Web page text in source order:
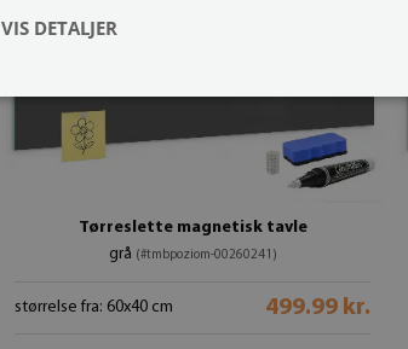
Tørreslette magnetisk tavle
grå (#tmbpoziom-00260241)
størrelse fra: 60x40 cm 499.99 kr.
VIS DETALJER